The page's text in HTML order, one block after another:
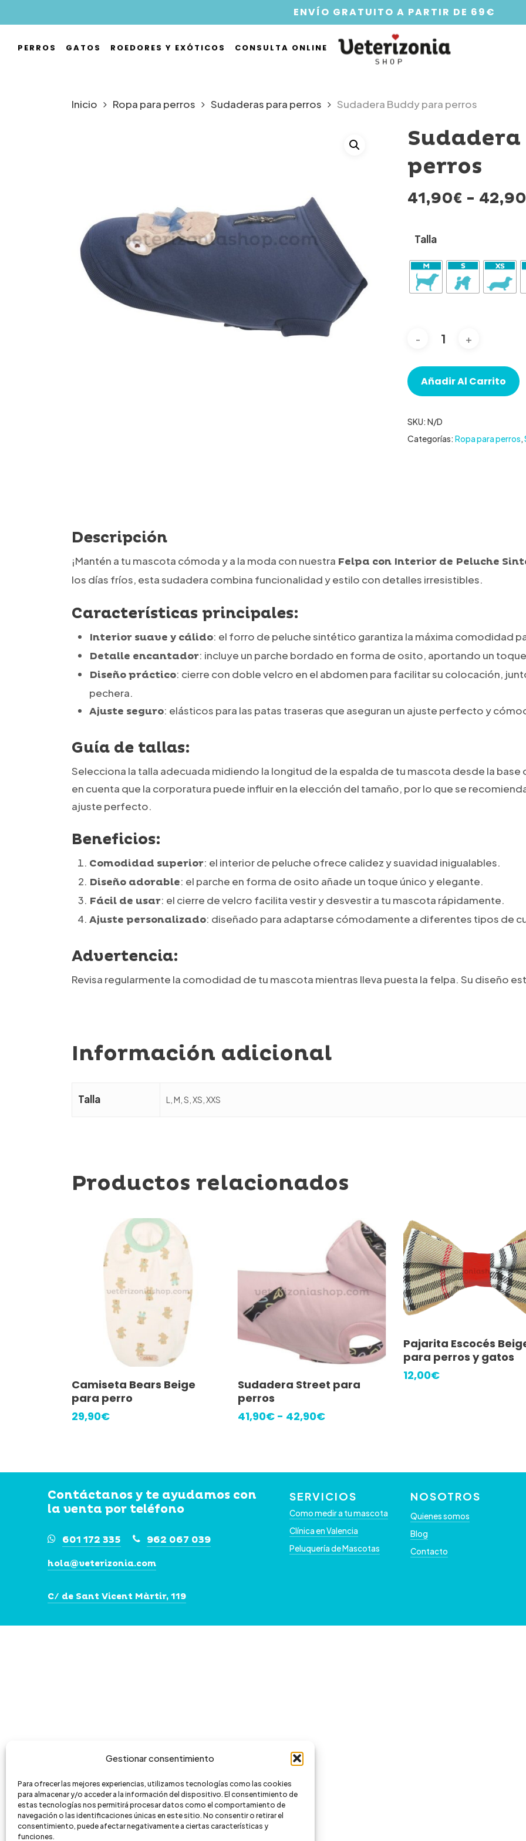
Gestionar consentimiento
Para ofrecer las mejores experiencias, utilizamos tecnologías como las cookies
para almacenar y/o acceder a la información del dispositivo. El consentimiento de
estas tecnologías nos permitirá procesar datos como el comportamiento de
navegación o las identificaciones únicas en este sitio. No consentir o retirar el
consentimiento, puede afectar negativamente a ciertas características y
funciones.
to
main
ENVÍO GRATUITO A PARTIR DE 69€
PERROS GATOS ROEDORES Y EXÓTICOS CONSULTA ONLINE
Inicio Ropa para perros Sudaderas para perros Sudadera Buddy para perros
perros
41,90€ - 42,90
Talla
Añadir Al Carrito
SKU: N/D
Categorías: Ropa para perros,
Descripción
¡Mantén a tu mascota cómoda y a la moda con nuestra Felpa con Interior de Peluche
los días fríos, esta sudadera combina funcionalidad y estilo con detalles irresistibles.
Características principales:
Interior suave y cálido: el forro de peluche sintético garantiza la máxima comodidad
Detalle encantador: incluye un parche bordado en forma de osito, aportando un
Diseño práctico: cierre con doble velcro en el abdomen para facilitar su colocación,
pechera.
Ajuste seguro: elásticos para las patas traseras que aseguran un ajuste perfecto y
Guía de tallas:
Selecciona la talla adecuada midiendo la longitud de la espalda de tu mascota desde la base
en cuenta que la corporatura puede influir en la elección del tamaño, por lo que se
ajuste perfecto.
Beneficios:
Comodidad superior: el interior de peluche ofrece calidez y suavidad inigualables.
Diseño adorable: el parche en forma de osito añade un toque único y elegante.
Fácil de usar: el cierre de velcro facilita vestir y desvestir a tu mascota rápidamente.
Ajuste personalizado: diseñado para adaptarse cómodamente a diferentes tipos de
Advertencia:
Revisa regularmente la comodidad de tu mascota mientras lleva puesta la felpa. Su diseño
Información adicional
Talla L, M, S, XS, XXS
Productos relacionados
Seleccionar Opciones
producto
tiene
se
pueden
elegir
en
la
de
Camiseta Bears Beige
para perro
29,90€
Seleccionar Opciones
producto
tiene
se
Sudadera Street para
perros
41,90€ - 42,90€Rango
42,90€
Añadir Al Carrito
Pajarita Escocés
para perros y gatos
12,00€
Contáctanos y te ayudamos con
la venta por teléfono
601 172 335 962 067 039
hola@veterizonia.com
C/ de Sant Vicent Màrtir, 119
SERVICIOS
Como medir a tu mascota
Clínica en Valencia
Peluquería de Mascotas
NOSOTROS
Quienes somos
Blog
Contacto